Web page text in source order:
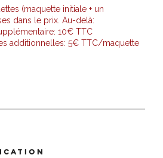
(maquette initiale + un
dans le prix. Au-delà:
10€ TTC
additionnelles: 5€ TTC/maquette